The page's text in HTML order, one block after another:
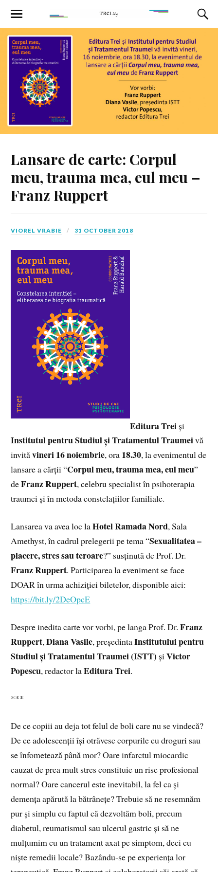
Lansare de carte: Corpul
meu, trauma mea, eul meu –
Franz Ruppert
VIOREL VRABIE 31 OCTOBER 2018
Editura Trei și
Institutul pentru Studiul și Tratamentul Traumeivă
invităvineri 16 noiembrie, ora 18.30, la evenimentul de
lansare a cărții “Corpul meu, trauma mea, eul meu”
deFranz Ruppert, celebru specialist în psihoterapia
traumei și în metoda constelațiilor familiale.
Lansarea va avea loc laHotel Ramada Nord, Sala
Amethyst, în cadrul prelegerii pe tema “Sexualitatea –
placere, stres sau teroare?” susținută de Prof. Dr.
Franz Ruppert. Participarea la eveniment se face
DOAR în urma achiziției biletelor, disponible aici:
https://bit.ly/2DeOpcE
Despre inedita carte vor vorbi, pe langa Prof. Dr.Franz
Ruppert,Diana Vasile, președintaInstitutului pentru
Studiul și Tratamentul Traumei (ISTT) șiVictor
Popescu, redactor laEditura Trei.
***
De ce copiii au deja tot felul de boli care nu se vindecă?
De ce adolescenții își otrăvesc corpurile cu droguri sau
se înfometează până mor? Oare infarctul miocardic
cauzat de prea mult stres constituie un risc profesional
normal? Oare cancerul este inevitabil, la fel ca și
demența apărută la bătrânețe? Trebuie să ne resemnăm
pur și simplu cu faptul că dezvoltăm boli, precum
diabetul, reumatismul sau ulcerul gastric și să ne
mulțumim cu un tratament axat pe simptom, deci cu
niște remedii locale? Bazându-se pe experiența lor